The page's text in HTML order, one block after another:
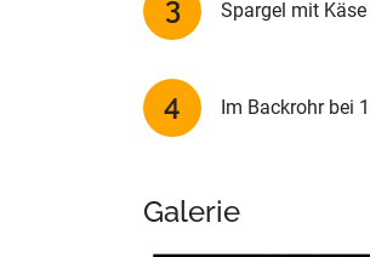
Spargel mit
Im Backrohr bei
Galerie